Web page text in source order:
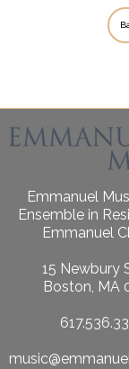
Emmanuel
Ensemble in
Emmanuel
15 Newbury
Boston, MA